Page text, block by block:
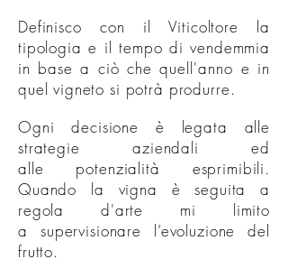
Definisco con il Viticoltore la
tipologia e il tempo di vendemmia
in base a ciò chequell'anno e in
quel vigneto si potrà produrre.
Ogni decisione è legata alle
strategie aziendali ed
alle potenzialità esprimibili.
Quando la vigna è seguita a
regola d'arte mi limito
a supervisionare l’evoluzione del
frutto.